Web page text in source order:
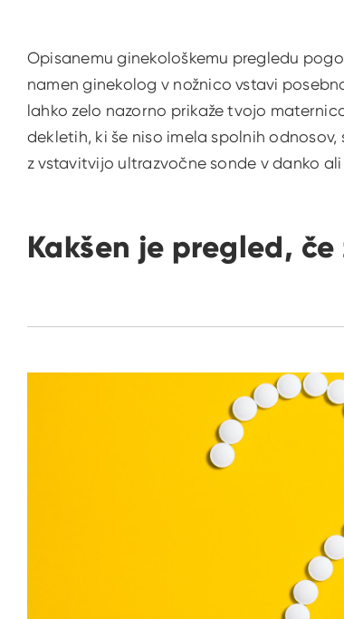
Opisanemu ginekološkemu pregledu
namen ginekolog v nožnico vstavi
lahko zelo nazorno prikaže tvojo
dekletih, ki še niso imela spolnih
z vstavitvijo ultrazvočne sonde v danko
Kakšen je pregled,